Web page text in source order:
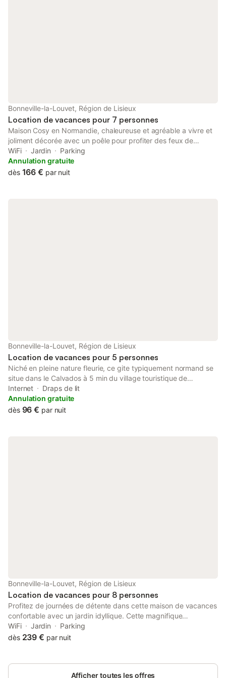
Bonneville-la-Louvet, Région de Lisieux
Location de vacances pour 7 personnes
Maison Cosy en Normandie, chaleureuse et agréable a vivre et
joliment décorée avec un poêle pour profiter des feux de
cheminée, un immense jardin pour les enfants, la proximité de
beaux villages Normands tels que Cormeilles et Pont l´évêque
et moins de 30 mns des grands plages de Normandie, Honfleur,
WiFi Jardin
Parking
Annulation gratuite
dès 166 € par nuit
Bonneville-la-Louvet, Région de Lisieux
Location de vacances pour 5 personnes
Niché en pleine nature fleurie, ce gite typiquement normand se
situe dans le Calvados à 5 min du village touristique de
Cormeilles et 10 min de Pont l'Evêque. Cette jolie maison
confortable et calme, entourée d' un parc paysagé et fleuri de
8000 m2 pouvant héberger jusqu'à 5 personnes et un bébé est
Internet
Draps de lit
Annulation gratuite
dès 96 € par nuit
Bonneville-la-Louvet, Région de Lisieux
Location de vacances pour 8 personnes
Profitez de journées de détente dans cette maison de vacances
confortable avec un jardin idyllique. Cette magnifique
chaumière du 19e siècle vous invite à passer un moment
authentique dans son intérieur spacieux et confortable.
l'atmosphère charmante lors de joyeuses soirées de jeux.
Discutez du temps passé autour d'un verre de vin ou retirez-
WiFi Jardin
Parking
dès 239 € par nuit
Afficher toutes les offres